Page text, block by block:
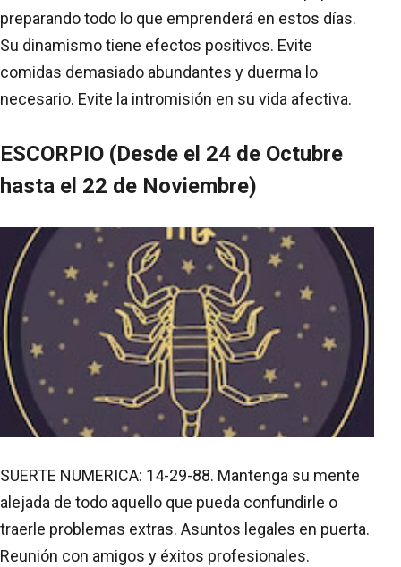
preparando todo lo que emprenderá en estos días.
Su dinamismo tiene efectos positivos. Evite
comidas demasiado abundantes y duerma lo
necesario. Evite la intromisión en su vida afectiva.
ESCORPIO (Desde el 24 de Octubre
hasta el 22 de Noviembre)
SUERTE NUMERICA: 14-29-88. Mantenga su mente
alejada de todo aquello que pueda confundirle o
traerle problemas extras. Asuntos legales en puerta.
Reunión con amigos y éxitos profesionales.